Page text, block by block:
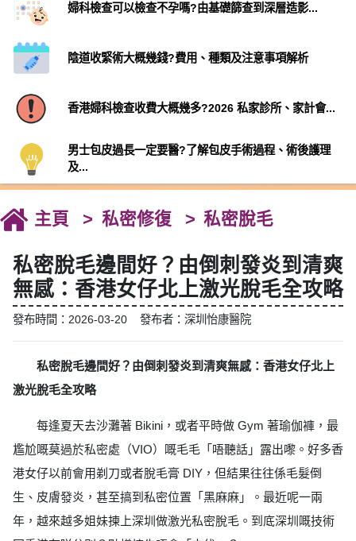
婦科檢查可以檢查不孕嗎?由基礎篩查到深層造影...
陰道收緊術大概幾錢?費用、種類及注意事項解析
香港婦科檢查收費大概幾多?2026 私家診所、家計會...
男士包皮過長一定要醫?了解包皮手術過程、術後護理
及...
主頁 私密修復 私密脫毛
私密脫毛邊間好？由倒刺發炎到清爽
無感：香港女仔北上激光脫毛全攻略
發布時間：2026-03-20 發布者：深圳怡康醫院
私密脫毛邊間好？由倒刺發炎到清爽無感：香港女仔北上
激光脫毛全攻略
每逢夏天去沙灘著 Bikini，或者平時做 Gym 著瑜伽褲，最
尷尬嘅莫過於私密處（VIO）嘅毛毛「唔聽話」露出嚟。好多香
港女仔以前會用剃刀或者脫毛膏 DIY，但結果往往係毛髮倒
生、皮膚發炎，甚至搞到私密位置「黑麻麻」。最近呢一兩
年，越來越多姐妹揀上深圳做激光私密脫毛。到底深圳嘅技術